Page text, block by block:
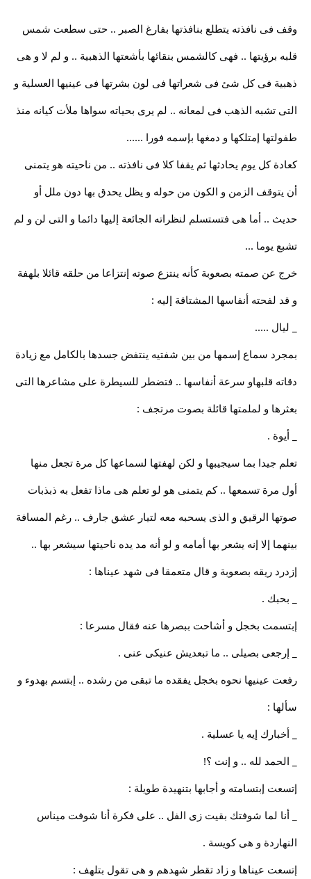
وقف فى نافذته يتطلع بنافذتها بفارغ الصبر .. حتى سطعت شمس
قلبه برؤيتها .. فهى كالشمس بنقائها بأشعتها الذهبية .. و لم لا و هى
ذهبية فى كل شئ فى شعراتها فى لون بشرتها فى عينيها العسلية و
التى تشبه الذهب فى لمعانه .. لم يرى بحياته سواها ملأت كيانه منذ
طفولتها إمتلكها و دمغها بإسمه فورا ......
كعادة كل يوم يحادثها ثم يقفا كلا فى نافذته .. من ناحيته هو يتمنى
أن يتوقف الزمن و الكون من حوله و يظل يحدق بها دون ملل أو
حديث .. أما هى فتستسلم لنظراته الجائعة إليها دائما و التى لن و لم
تشبع يوما ...
خرج عن صمته بصعوبة كأنه ينتزع صوته إنتزاعا من حلقه قائلا بلهفة
و قد لفحته أنفاسها المشتاقة إليه :
_ ليال .....
بمجرد سماع إسمها من بين شفتيه ينتفض جسدها بالكامل مع زيادة
دقاته قلبهاو سرعة أنفاسها .. فتضطر للسيطرة على مشاعرها التى
بعثرها و لملمتها قائلة بصوت مرتجف :
_ أيوة .
تعلم جيدا بما سيجيبها و لكن لهفتها لسماعها كل مرة تجعل منها
أول مرة تسمعها .. كم يتمنى هو لو تعلم هى ماذا تفعل به ذبذبات
صوتها الرقيق و الذى يسحبه معه لتيار عشق جارف .. رغم المسافة
بينهما إلا إنه يشعر بها أمامه و لو أنه مد يده ناحيتها سيشعر بها ..
إزدرد ريقه بصعوبة و قال متعمقا فى شهد عيناها :
_ بحبك .
إبتسمت بخجل و أشاحت ببصرها عنه فقال مسرعا :
_ إرجعى بصيلى .. ما تبعديش عنيكى عنى .
رفعت عينيها نحوه بخجل يفقده ما تبقى من رشده .. إبتسم بهدوء و
سألها :
_ أخبارك إيه يا عسلية .
_ الحمد لله .. و إنت ؟!
إتسعت إبتسامته و أجابها بتنهيدة طويلة :
_ أنا لما شوفتك بقيت زى الفل .. على فكرة أنا شوفت ميناس
النهاردة و هى كويسة .
إتسعت عيناها و زاد تقطر شهدهم و هى تقول بتلهف :